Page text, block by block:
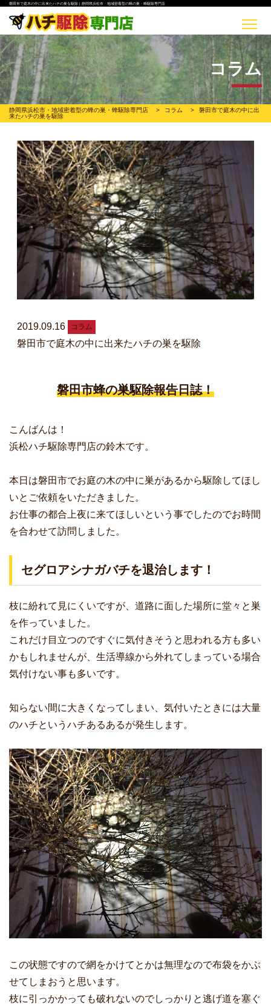
磐田市で庭木の中に出来たハチの巣を駆除 | 静岡県浜松市・地域密着型の蜂の巣・蜂駆除専門店
コラム
静岡県浜松市・地域密着型の蜂の巣・蜂駆除専門店 > コラム >
磐田市で庭木の中に出
来たハチの巣を駆除
2019.09.16 コラム
磐田市で庭木の中に出来たハチの巣を駆除
磐田市蜂の巣駆除報告日誌！
こんばんは！
浜松ハチ駆除専門店の鈴木です。
本日は磐田市でお庭の木の中に巣があるから駆除してほし
いとご依頼をいただきました。
お仕事の都合上夜に来てほしいという事でしたのでお時間
を合わせて訪問しました。
セグロアシナガバチを退治します！
枝に紛れて見にくいですが、道路に面した場所に堂々と巣
を作っていました。
これだけ目立つのですぐに気付きそうと思われる方も多い
かもしれませんが、生活導線から外れてしまっている場合
気付けない事も多いです。
知らない間に大きくなってしまい、気付いたときには大量
のハチというハチあるあるが発生します。
この状態ですので網をかけてとかは無理なので布袋をかぶ
せてしまおうと思います。
枝に引っかかっても破れないのでしっかりと逃げ道を塞ぐ